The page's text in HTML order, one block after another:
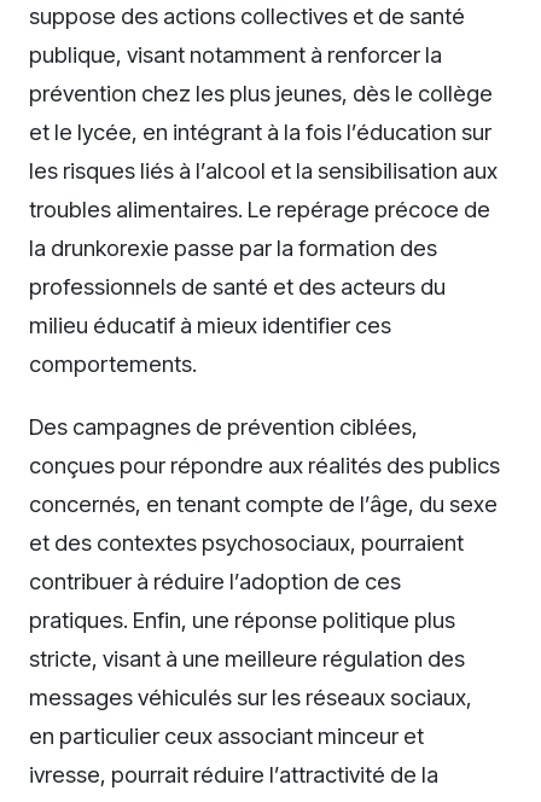
suppose des actions collectives et de santé
publique, visant notamment à renforcer la
prévention chez les plus jeunes, dès le collège
et le lycée, en intégrant à la fois l’éducation sur
les risques liés à l’alcool et la sensibilisation aux
troubles alimentaires. Le repérage précoce de
la drunkorexie passe par la formation des
professionnels de santé et des acteurs du
milieu éducatif à mieux identifier ces
comportements.
Des campagnes de prévention ciblées,
conçues pour répondre aux réalités des publics
concernés, en tenant compte de l’âge, du sexe
et des contextes psychosociaux, pourraient
contribuer à réduire l’adoption de ces
pratiques. Enfin, une réponse politique plus
stricte, visant à une meilleure régulation des
messages véhiculés sur les réseaux sociaux,
en particulier ceux associant minceur et
ivresse, pourrait réduire l’attractivité de la